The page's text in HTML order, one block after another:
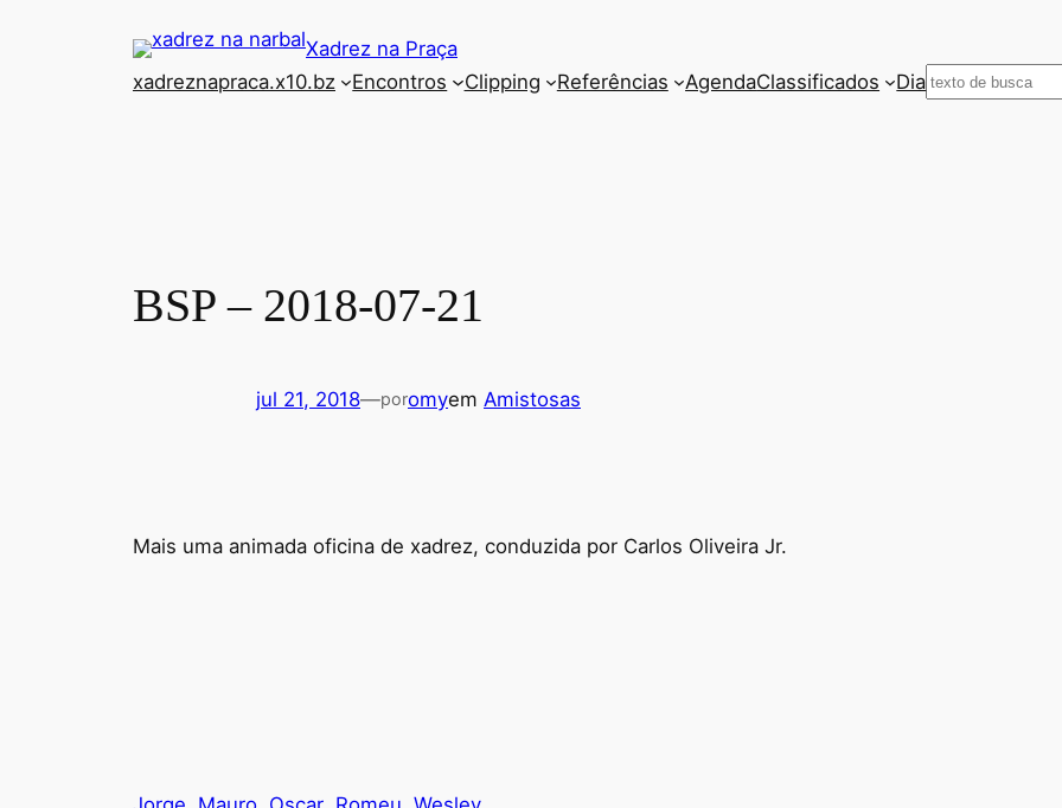
Xadrez na Praça
xadreznapraca.x10.bz
Encontros Clipping Referências AgendaClassificados DiaPesquisar
BSP – 2018-07-21
jul 21, 2018—poromyem Amistosas
Mais uma animada oficina de xadrez, conduzida por Carlos Oliveira Jr.